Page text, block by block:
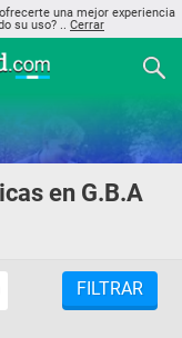
una mejor experiencia
su uso? .. Cerrar
en G.B.A
FILTRAR